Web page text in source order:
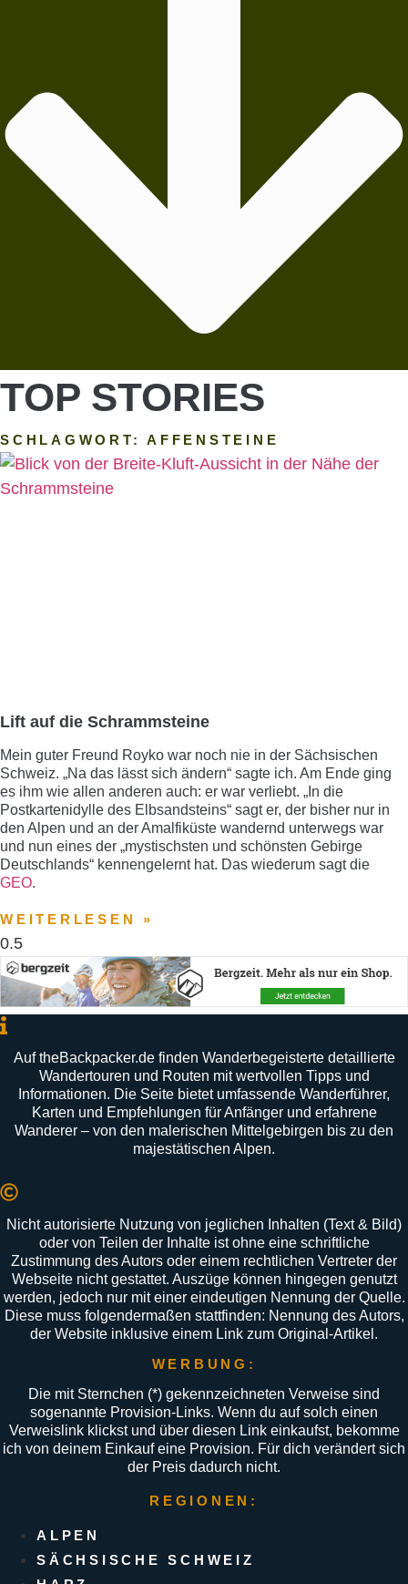
TOP STORIES
SCHLAGWORT: AFFENSTEINE
Lift auf die Schrammsteine
Mein guter Freund Royko war noch nie in der Sächsischen
Schweiz. „Na das lässt sich ändern“ sagte ich. Am Ende ging
es ihm wie allen anderen auch: er war verliebt. „In die
Postkartenidylle des Elbsandsteins“ sagt er, der bisher nur in
den Alpen und an der Amalfiküste wandernd unterwegs war
und nun eines der „mystischsten und schönsten Gebirge
Deutschlands“ kennengelernt hat. Das wiederum sagt die
GEO.
WEITERLESEN »
Auf theBackpacker.de finden Wanderbegeisterte detaillierte
Wandertouren und Routen mit wertvollen Tipps und
Informationen. Die Seite bietet umfassende Wanderführer,
Karten und Empfehlungen für Anfänger und erfahrene
Wanderer – von den malerischen Mittelgebirgen bis zu den
majestätischen Alpen.
Nicht autorisierte Nutzung von jeglichen Inhalten (Text & Bild)
oder von Teilen der Inhalte ist ohne eine schriftliche
Zustimmung des Autors oder einem rechtlichen Vertreter der
Webseite nicht gestattet. Auszüge können hingegen genutzt
werden, jedoch nur mit einer eindeutigen Nennung der Quelle.
Diese muss folgendermaßen stattfinden: Nennung des Autors,
der Website inklusive einem Link zum Original-Artikel.
WERBUNG:
Die mit Sternchen (*) gekennzeichneten Verweise sind
sogenannte Provision-Links. Wenn du auf solch einen
Verweislink klickst und über diesen Link einkaufst, bekomme
ich von deinem Einkauf eine Provision. Für dich verändert sich
der Preis dadurch nicht.
REGIONEN:
ALPEN
SÄCHSISCHE SCHWEIZ